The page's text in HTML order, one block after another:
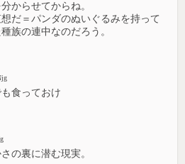
からせてからね。
だ＝パンダのぬいぐるみを持って
族の連中なのだろう。
食っておけ
の裏に潜む現実。